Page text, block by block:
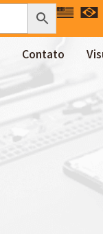
Contato